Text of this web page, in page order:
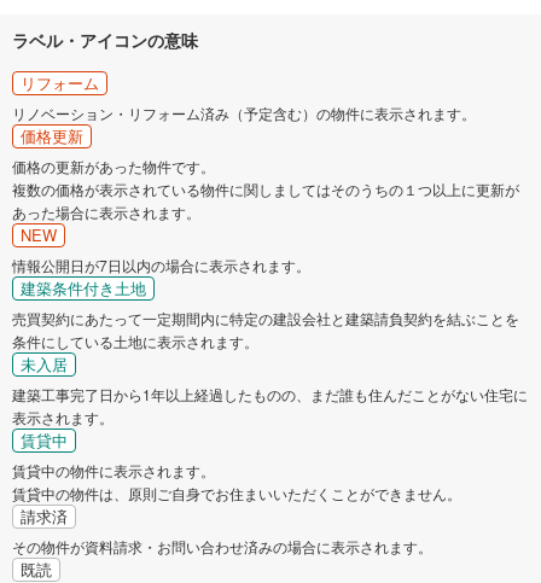
ラベル・アイコンの意味
リフォーム
リノベーション・リフォーム済み（予定含む）の物件に表示されます。
価格更新
価格の更新があった物件です。
複数の価格が表示されている物件に関しましてはそのうちの１つ以上に更新が
あった場合に表示されます。
NEW
情報公開日が7日以内の場合に表示されます。
建築条件付き土地
売買契約にあたって一定期間内に特定の建設会社と建築請負契約を結ぶことを
条件にしている土地に表示されます。
未入居
建築工事完了日から1年以上経過したものの、まだ誰も住んだことがない住宅に
表示されます。
賃貸中
賃貸中の物件に表示されます。
賃貸中の物件は、原則ご自身でお住まいいただくことができません。
請求済
その物件が資料請求・お問い合わせ済みの場合に表示されます。
既読